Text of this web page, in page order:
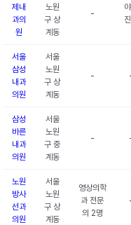
제내
과의
원
노원
구 상
계동
-
서울
삼성
내과
의원
서울
노원
구 상
계동
-
삼성
바른
내과
의원
서울
노원
구 중
계동
-
노원
방사
선과
의원
서울
노원
구 상
계동
영상의학
과 전문
의 2명